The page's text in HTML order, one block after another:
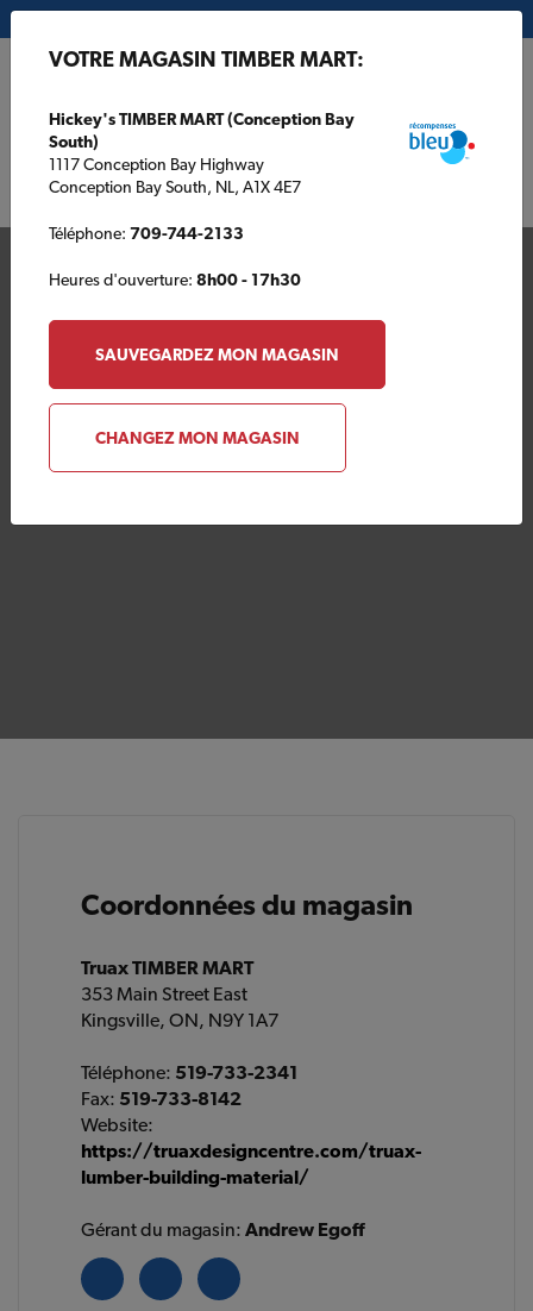
Votre magasin TIMBER
Coordonnées du magasin
Truax TIMBER MART
353 Main Street East
Kingsville, ON, N9Y 1A7
Téléphone: 519-733-2341
Fax: 519-733-8142
Website:
https://truaxdesigncentre.com/truax-
lumber-building-material/
Gérant du magasin:Andrew Egoff
VOTRE MAGASIN TIMBER MART:
Hickey's TIMBER MART (Conception Bay
South)
1117 Conception Bay Highway
Conception Bay South, NL, A1X 4E7
Téléphone: 709-744-2133
Heures d'ouverture: 8h00 - 17h30
SAUVEGARDEZ MON MAGASIN
CHANGEZ MON MAGASIN